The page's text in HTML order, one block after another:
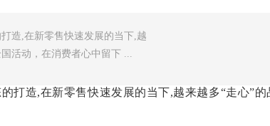
造,在新零售快速发展的当下,越
活动，在消费者心中留下 ...
打造,在新零售快速发展的当下,越来越多“走心”